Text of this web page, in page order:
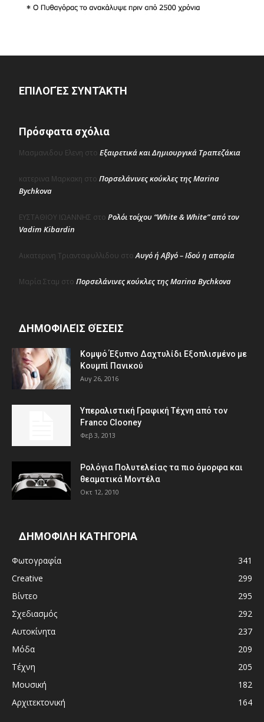
ΕΠΙΛΟΓΈΣ ΣΥΝΤΆΚΤΗ
Πρόσφατα σχόλια
Μασμανιδου Ελενη στο Εξαιρετικά και Δημιουργικά Τραπεζάκια
κατερινα Μαρκακη στο Πορσελάνινες κούκλες της Marina
Bychkova
ΕΥΣΤΑΘΙΟΥ ΙΩΑΝΝΗΣ στο Ρολόι τοίχου “White & White” από τον
Vadim Kibardin
Αικατερινη Τριανταφυλλιδου στοΑυγό ή Αβγό – Ιδού η απορία
Μαρία Σταμ στο Πορσελάνινες κούκλες της Marina Bychkova
ΔΗΜΟΦΙΛΕΊΣ ΘΈΣΕΙΣ
Κομψό Έξυπνο Δαχτυλίδι Εξοπλισμένο με
Κουμπί Πανικού
Αυγ 26, 2016
Υπεραλιστική Γραφική Τέχνη από τον
Franco Clooney
Φεβ 3, 2013
Ρολόγια Πολυτελείας τα πιο όμορφα και
θεαματικά Μοντέλα
Οκτ 12, 2010
ΔΗΜΟΦΙΛΗ ΚΑΤΗΓΟΡΙΑ
Φωτογραφία
341
Creative
299
Βίντεο
295
Σχεδιασμός
292
Αυτοκίνητα
237
Μόδα
209
Τέχνη
205
Μουσική
182
Αρχιτεκτονική
164